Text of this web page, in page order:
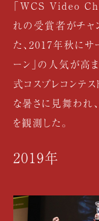
「WCS Video
れの受賞者がチャ
た、2017年秋にサ
ーン」の人気が高
式コスプレコンテ
な暑さに見舞わ
を観測した。
2019年